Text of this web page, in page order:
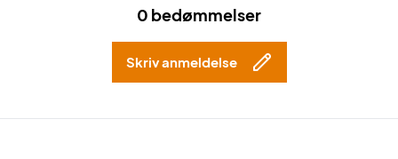
0 bedømmelser
Skriv anmeldelse